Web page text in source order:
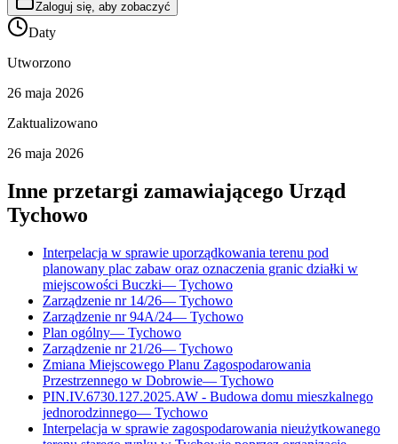
Zaloguj się, aby zobaczyć
Daty
Utworzono
26 maja 2026
Zaktualizowano
26 maja 2026
Inne przetargi zamawiającego Urząd
Tychowo
Interpelacja w sprawie uporządkowania terenu pod
planowany plac zabaw oraz oznaczenia granic działki w
miejscowości Buczki— Tychowo
Zarządzenie nr 14/26— Tychowo
Zarządzenie nr 94A/24— Tychowo
Plan ogólny— Tychowo
Zarządzenie nr 21/26— Tychowo
Zmiana Miejscowego Planu Zagospodarowania
Przestrzennego w Dobrowie— Tychowo
PIN.IV.6730.127.2025.AW - Budowa domu mieszkalnego
jednorodzinnego— Tychowo
Interpelacja w sprawie zagospodarowania nieużytkowanego